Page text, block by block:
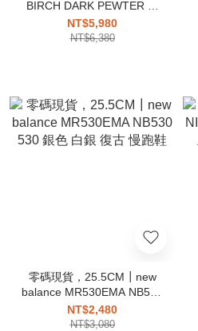
BIRCH DARK PEWTER 米
灰 復古慢跑鞋
NT$5,980
NT$6,380
零碼現貨，25.5CM┃new
balance MR530EMA NB530
530 銀色 白銀 復古 慢跑鞋
NT$2,480
NT$3,080